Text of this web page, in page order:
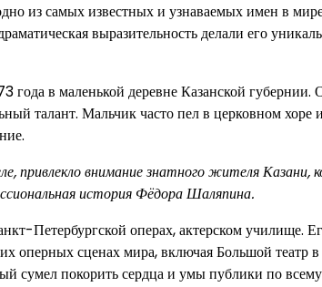
из самых известных и узнаваемых имен в
выразительность делали его
года в маленькой деревне Казанской
талант. Мальчик часто пел в церковном хоре
привлекло внимание знатного жителя
история Фёдора Шаляпина.
Петербургской операх, актерском училище.
оперных сценах мира, включая Большой
сумел покорить сердца и умы публики по